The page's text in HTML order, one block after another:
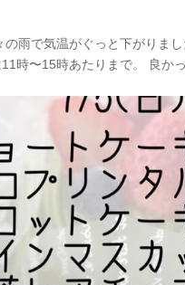
雨で気温がぐっと下がりま
時〜15時あたりまで。 良か